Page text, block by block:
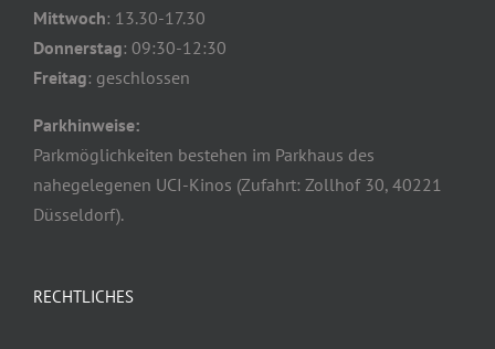
Mittwoch: 13.30-17.30
Donnerstag: 09:30-12:30
Freitag: geschlossen
Parkhinweise:
Parkmöglichkeiten bestehen im Parkhaus des
nahegelegenen UCI-Kinos (Zufahrt: Zollhof 30, 40221
Düsseldorf).
RECHTLICHES